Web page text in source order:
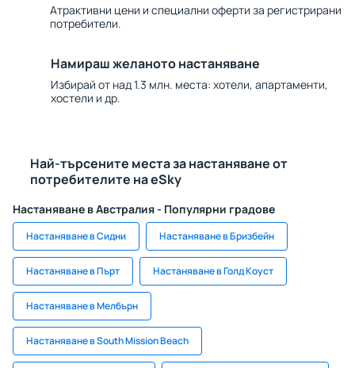
Атрактивни цени и специални оферти за регистрирани
потребители.
Намираш желаното настаняване
Избирай от над 1.3 млн. места: хотели, апартаменти,
хостели и др.
Най-търсените места за настаняване от
потребителите на eSky
Настаняване в Австралия - Популярни градове
Настаняване в Сидни Настаняване в Бризбейн
Настаняване в Пърт Настаняване в Голд Коуст
Настаняване в Мелбърн
Настаняване в South Mission Beach